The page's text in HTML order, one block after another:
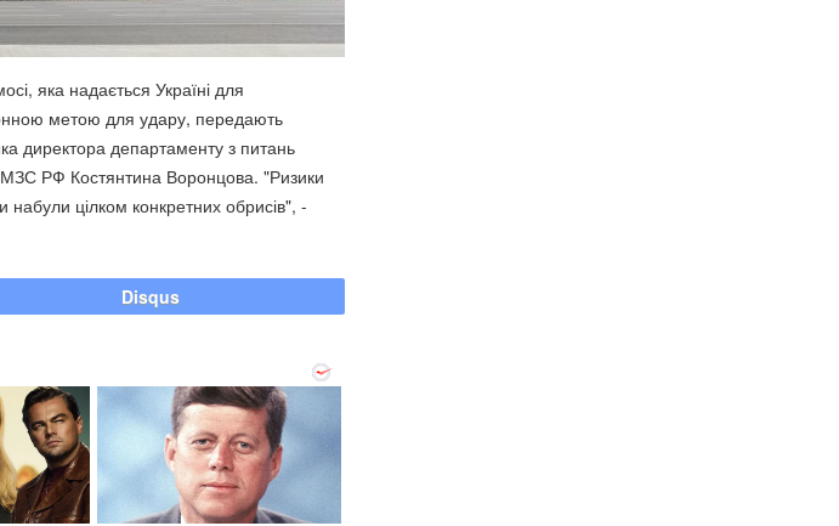
яка надається Україні для
метою для удару, передають
директора департаменту з питань
РФ Костянтина Воронцова. "Ризики
набули цілком конкретних обрисів", -
Disqus